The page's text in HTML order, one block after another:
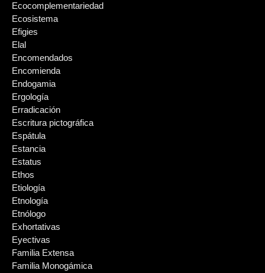
Ecocomplementariedad
Ecosistema
Efigies
Elal
Encomendados
Encomienda
Endogamia
Ergología
Erradicación
Escritura pictográfica
Espátula
Estancia
Estatus
Ethos
Etiología
Etnología
Etnólogo
Exhortativas
Eyectivas
Familia Extensa
Familia Monogámica